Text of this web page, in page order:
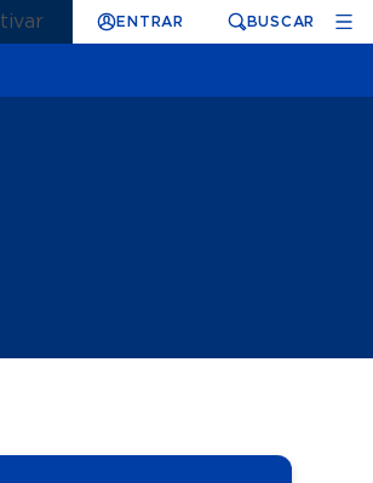
ENTRAR BUSCAR